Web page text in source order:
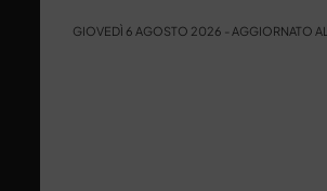
GIOVEDÌ 6 AGOSTO 2026 - AGGIORNATO